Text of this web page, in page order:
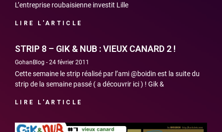
L’entreprise roubaisienne investit Lille
LIRE L'ARTICLE
STRIP 8 – GIK & NUB : VIEUX CANARD 2 !
GohanBlog 24 février 2011
Cette semaine le strip réalisé par l’ami @boidin est la suite du
strip de la semaine passé ( a découvrir ici ) ! Gik &
LIRE L'ARTICLE